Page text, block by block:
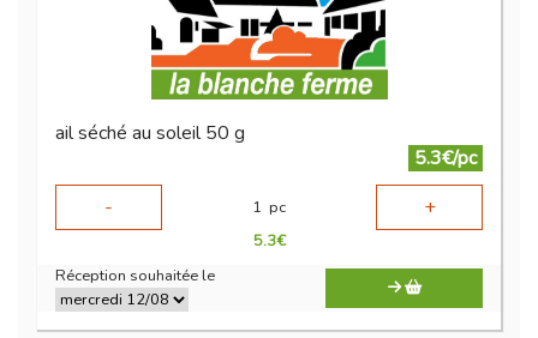
ail séché au soleil 50 g
5.3€/pc
-
1 pc +
5.3€
Réception souhaitée le